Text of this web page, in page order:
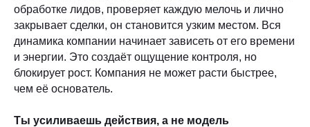
обработке лидов, проверяет каждую мелочь и лично
закрывает сделки, он становится узким местом. Вся
динамика компании начинает зависеть от его времени
и энергии. Это создаёт ощущение контроля, но
блокирует рост. Компания не может расти быстрее,
чем её основатель.
Ты усиливаешь действия, а не модель